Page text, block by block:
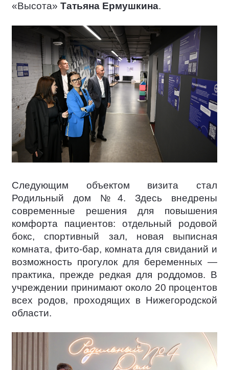
«Высота» Татьяна Ермушкина.
Следующим объектом визита стал
Родильный дом №4. Здесь внедрены
современные решения для повышения
комфорта пациентов: отдельный родовой
бокс, спортивный зал, новая выписная
комната, фито-бар, комната для свиданий и
возможность прогулок для беременных —
практика, прежде редкая для роддомов. В
учреждении принимают около 20 процентов
всех родов, проходящих в Нижегородской
области.